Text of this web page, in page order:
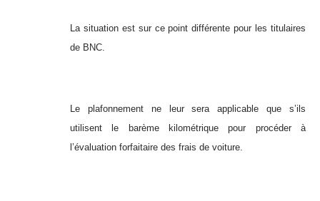
La situation est sur ce point différente pour les titulaires
de BNC.
Le plafonnement ne leur sera applicable que s’ils
utilisent le barème kilométrique pour procéder à
l’évaluation forfaitaire des frais de voiture.